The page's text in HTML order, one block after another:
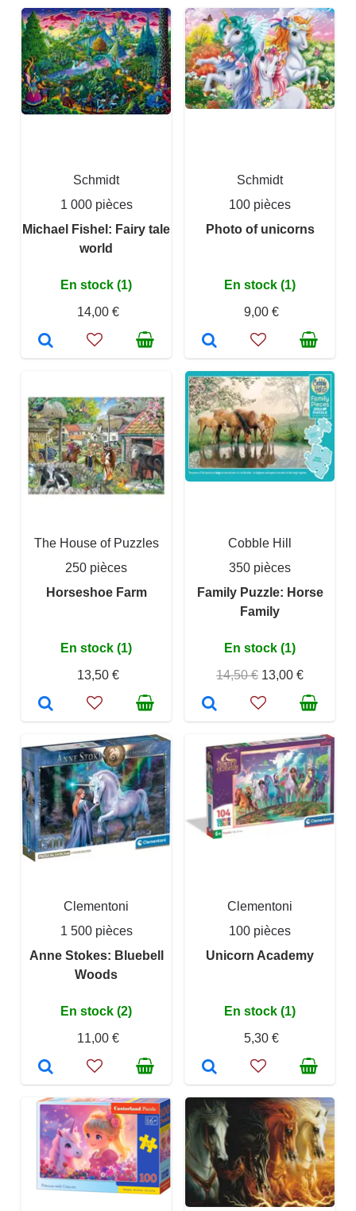
Schmidt
1 000 pièces
Michael Fishel: Fairy tale
world
En stock (1)
14,00 €
Schmidt
100 pièces
Photo of unicorns
En stock (1)
9,00 €
The House of Puzzles
250 pièces
Horseshoe Farm
En stock (1)
13,50 €
Cobble Hill
350 pièces
Family Puzzle: Horse
Family
En stock (1)
14,50 € 13,00 €
Clementoni
1 500 pièces
Anne Stokes: Bluebell
Woods
En stock (2)
11,00 €
Clementoni
100 pièces
Unicorn Academy
En stock (1)
5,30 €